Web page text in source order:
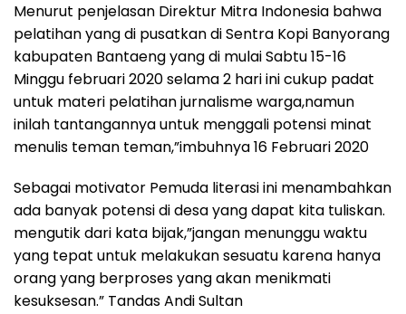
Menurut penjelasan Direktur Mitra Indonesia bahwa
pelatihan yang di pusatkan di Sentra Kopi Banyorang
kabupaten Bantaeng yang di mulai Sabtu 15-16
Minggu februari 2020 selama 2 hari ini cukup padat
untuk materi pelatihan jurnalisme warga,namun
inilah tantangannya untuk menggali potensi minat
menulis teman teman,”imbuhnya 16 Februari 2020
Sebagai motivator Pemuda literasi ini menambahkan
ada banyak potensi di desa yang dapat kita tuliskan.
mengutik dari kata bijak,”jangan menunggu waktu
yang tepat untuk melakukan sesuatu karena hanya
orang yang berproses yang akan menikmati
kesuksesan.” Tandas Andi Sultan